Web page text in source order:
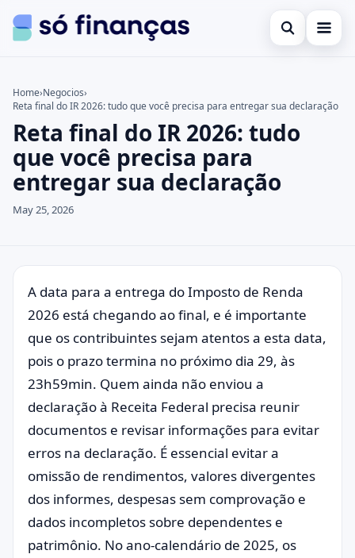
Open search
Empréstimos
Search the site
Search for:
Press Enter to search or ESC to close.
Home›Negocios›
Reta final do IR 2026: tudo que você precisa para entregar sua declaração
Reta final do IR 2026: tudo
que você precisa para
entregar sua declaração
May 25, 2026
A data para a entrega do Imposto de Renda
2026 está chegando ao final, e é importante
que os contribuintes sejam atentos a esta data,
pois o prazo termina no próximo dia 29, às
23h59min. Quem ainda não enviou a
declaração à Receita Federal precisa reunir
documentos e revisar informações para evitar
erros na declaração. É essencial evitar a
omissão de rendimentos, valores divergentes
dos informes, despesas sem comprovação e
dados incompletos sobre dependentes e
patrimônio. No ano-calendário de 2025, os